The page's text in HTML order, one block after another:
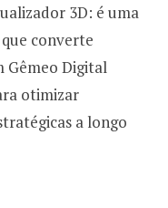
3D: é uma
converte
Gêmeo Digital
otimizar
a longo